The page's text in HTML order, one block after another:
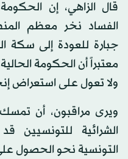
قال الزاهي، إن
الفساد نخر معظم
جبارة للعودة إلى سكة
معتبراً أن الحكومة
ولا تعول على استعراض
ويرى مراقبون، أن
الشرائية للتونسيين
التونسية نحو الحصول